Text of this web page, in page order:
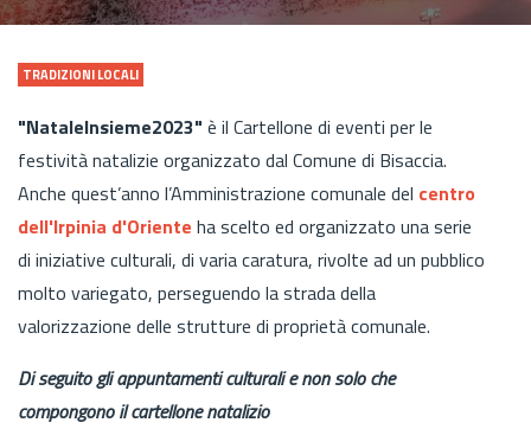
TRADIZIONI LOCALI
"NataleInsieme2023" è il Cartellone di eventi per le
festività natalizie organizzato dal Comune di Bisaccia.
Anche quest’anno l’Amministrazione comunale del centro
dell'Irpinia d'Oriente ha scelto ed organizzato una serie
di iniziative culturali, di varia caratura, rivolte ad un pubblico
molto variegato, perseguendo la strada della
valorizzazione delle strutture di proprietà comunale.
Di seguito gli appuntamenti culturali e non solo che
compongono il cartellone natalizio